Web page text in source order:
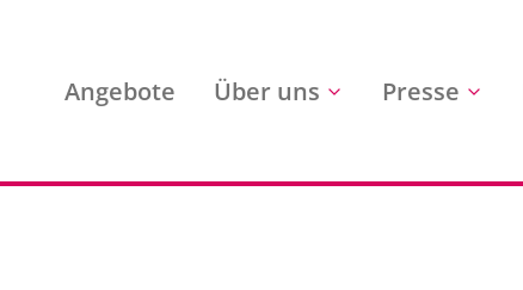
Angebote Über uns Presse